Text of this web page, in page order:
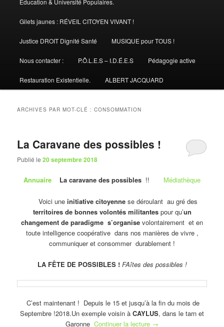
Gilets jaunes : RÉVEIL CITOYEN VIVANT !
Justice DROIT Dignité Santé MUSIQUE pour TOUS !
Nous contacter : P.Ô.L.E.S – I.D.É.E.S Pédagogie active
Restauration Existentielle. ALBERT JACQUARD
ARCHIVES PAR MOT-CLÉ :CONSOMMATION
La Caravane des possibles !
Publié le20 septembre 2018
Annuaire La caravane des possibles !! Médiathèque
Voici une initiative citoyenne se déroulant au gré des
territoires de bonnes volontés militantespour qu’un
changement de paradigme s’organise volontairement et en
toute intelligence coopérative dans nos manières de vivre ,
communiquer et consommer durablement !
LA FÊTE DE POSSIBLES ! FAîtes des possibles !
C’est maintenant ! Depuis le 15 et jusqu’à la fin du mois de
Septembre !2018.Un exemple voisin à CAYLUS, dans le tarn et
Garonne Continuer la lecture →